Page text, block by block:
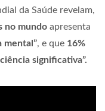
da Saúde revelam,
no mundo apresenta
mental”, e que 16%
significativa”.